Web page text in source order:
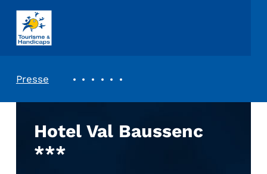
ASSOCIATION TOURISME ET HANDICAPS
Presse
Hotel Val Baussenc
***